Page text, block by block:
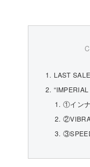
LAST
“IMPERIAL
①イン